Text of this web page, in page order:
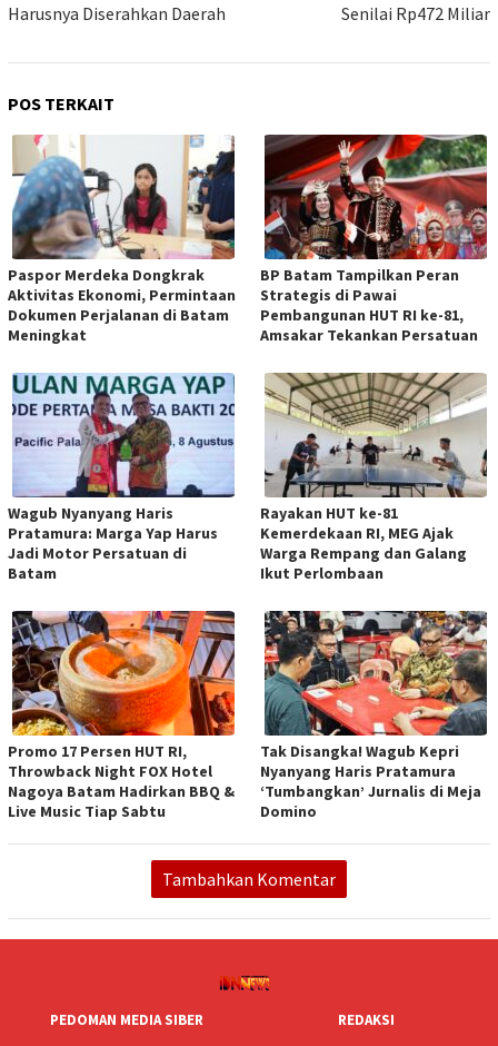
Harusnya Diserahkan Daerah
Senilai Rp472 Miliar
POS TERKAIT
Paspor Merdeka Dongkrak
Aktivitas Ekonomi, Permintaan
Dokumen Perjalanan di Batam
Meningkat
BP Batam Tampilkan Peran
Strategis di Pawai
Pembangunan HUT RI ke-81,
Amsakar Tekankan Persatuan
Wagub Nyanyang Haris
Pratamura: Marga Yap Harus
Jadi Motor Persatuan di
Batam
Rayakan HUT ke-81
Kemerdekaan RI, MEG Ajak
Warga Rempang dan Galang
Ikut Perlombaan
Promo 17 Persen HUT RI,
Throwback Night FOX Hotel
Nagoya Batam Hadirkan BBQ &
Live Music Tiap Sabtu
Tak Disangka! Wagub Kepri
Nyanyang Haris Pratamura
‘Tumbangkan’ Jurnalis di Meja
Domino
Tambahkan Komentar
PEDOMAN MEDIA SIBER
REDAKSI